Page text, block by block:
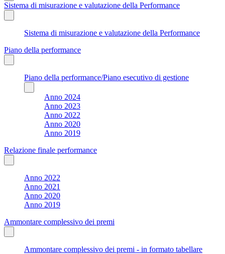
Sistema di misurazione e valutazione della Performance
Sistema di misurazione e valutazione della Performance
Piano della performance
Piano della performance/Piano esecutivo di gestione
Anno 2024
Anno 2023
Anno 2022
Anno 2020
Anno 2019
Relazione finale performance
Anno 2022
Anno 2021
Anno 2020
Anno 2019
Ammontare complessivo dei premi
Ammontare complessivo dei premi - in formato tabellare